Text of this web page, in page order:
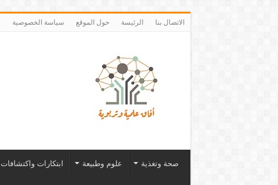
الاتصال بنا الرئيسة حول الموقع سياسة الخصوصية
صحة وتغذية علوم وطبيعة ابتكارات واكتشافات